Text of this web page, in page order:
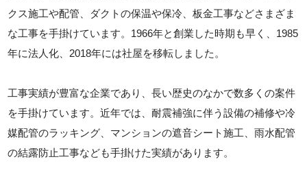
クス施工や配管、ダクトの保温や保冷、板金工事などさまざま
な工事を手掛けています。1966年と創業した時期も早く、1985
年に法人化、2018年には社屋を移転しました。
工事実績が豊富な企業であり、長い歴史のなかで数多くの案件
を手掛けています。近年では、耐震補強に伴う設備の補修や冷
媒配管のラッキング、マンションの遮音シート施工、雨水配管
の結露防止工事なども手掛けた実績があります。